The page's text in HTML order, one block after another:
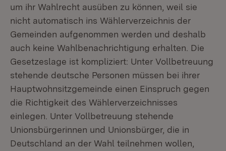
um ihr Wahlrecht ausüben zu können, weil sie
nicht automatisch ins Wählerverzeichnis der
Gemeinden aufgenommen werden und deshalb
auch keine Wahlbenachrichtigung erhalten. Die
Gesetzeslage ist kompliziert: Unter Vollbetreuung
stehende deutsche Personen müssen bei ihrer
Hauptwohnsitzgemeinde einen Einspruch gegen
die Richtigkeit des Wählerverzeichnisses
einlegen. Unter Vollbetreuung stehende
Unionsbürgerinnen und Unionsbürger, die in
Deutschland an der Wahl teilnehmen wollen,